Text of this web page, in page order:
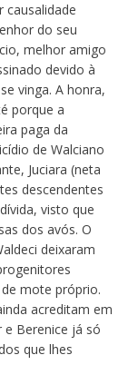
causalidade
do seu
melhor amigo
devido à
vinga. A honra,
porque a
paga da
de Walciano
Juciara (neta
descendentes
visto que
dos avós. O
deixaram
mote próprio.
acreditam em
Berenice já só
que lhes